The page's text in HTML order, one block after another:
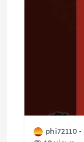
phi72110